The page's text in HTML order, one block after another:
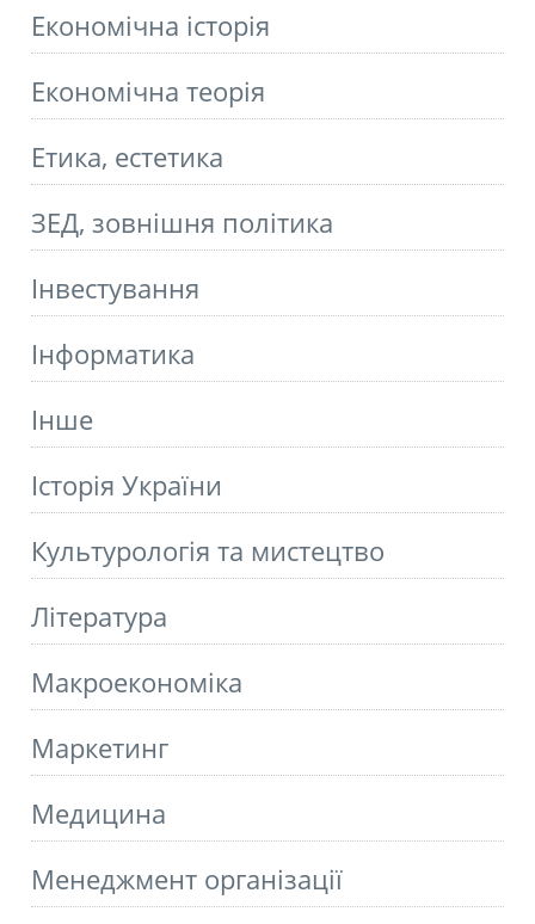
Економічна історія
Економічна теорія
Етика, естетика
ЗЕД, зовнішня політика
Інвестування
Інформатика
Інше
Історія України
Культурологія та мистецтво
Літературa
Макроекономіка
Маркетинг
Медицина
Менеджмент організації